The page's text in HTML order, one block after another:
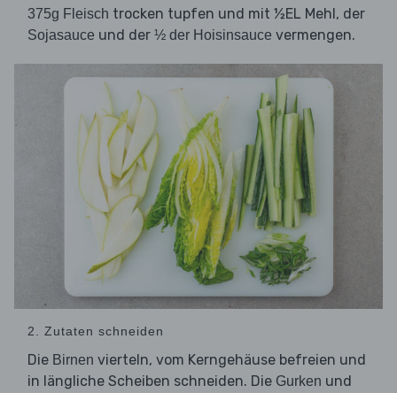
375g Fleisch trocken tupfen und mit ½EL Mehl, der
Sojasauce und der ½ der Hoisinsauce vermengen.
2. Zutaten schneiden
Die Birnen vierteln, vom Kerngehäuse befreien und
in längliche Scheiben schneiden. Die Gurken und